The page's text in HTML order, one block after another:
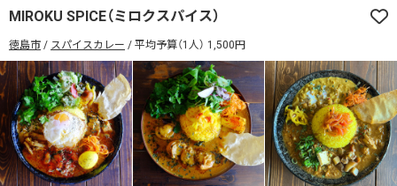
MIROKU SPICE（ミロクスパイス）
徳島市 スパイスカレー 平均予算（1人） 1,500円